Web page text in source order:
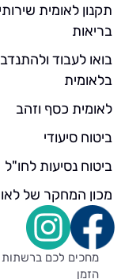
תקנון לאומית שירותי
בריאות
בואו לעבוד ולהתנדב
בלאומית
לאומית כסף וזהב
ביטוח סיעודי
ביטוח נסיעות לחו"ל
מכון המחקר של
מחכים לכם ברשתות
הזמן